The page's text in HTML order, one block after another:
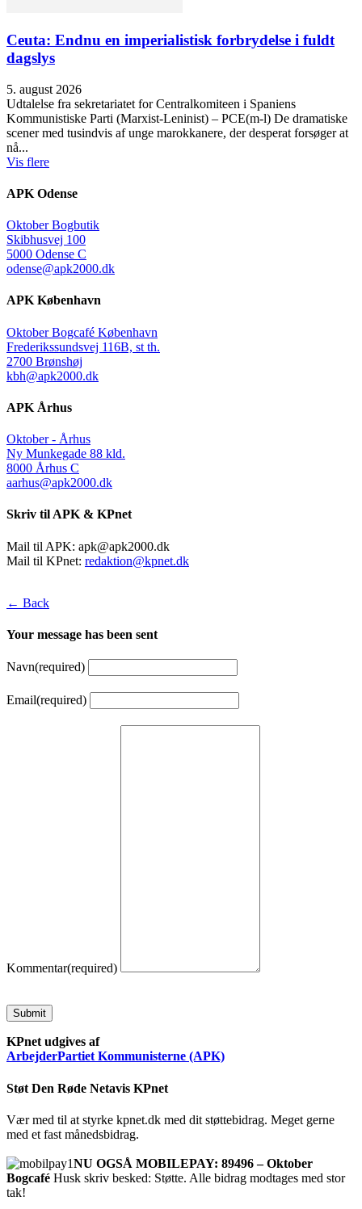
Ceuta: Endnu en imperialistisk forbrydelse i fuldt
dagslys
5. august 2026
Udtalelse fra sekretariatet for Centralkomiteen i Spaniens
Kommunistiske Parti (Marxist-Leninist) – PCE(m-l) De dramatiske
scener med tusindvis af unge marokkanere, der desperat forsøger at
nå...
Vis flere
APK Odense
Oktober Bogbutik
Skibhusvej 100
5000 Odense C
odense@apk2000.dk
APK København
Oktober Bogcafé København
Frederikssundsvej 116B, st th.
2700 Brønshøj
kbh@apk2000.dk
APK Århus
Oktober - Århus
Ny Munkegade 88 kld.
8000 Århus C
aarhus@apk2000.dk
Skriv til APK & KPnet
Mail til APK: apk@apk2000.dk
Mail til KPnet: redaktion@kpnet.dk
← Back
Your message has been sent
Navn(required)
Email(required)
Kommentar(required)
Submit
KPnet udgives af
ArbejderPartiet Kommunisterne (APK)
Støt Den Røde Netavis KPnet
Vær med til at styrke kpnet.dk med dit støttebidrag. Meget gerne
med et fast månedsbidrag.
NU OGSÅ MOBILEPAY: 89496 – Oktober
Bogcafé Husk skriv besked: Støtte. Alle bidrag modtages med stor
tak!